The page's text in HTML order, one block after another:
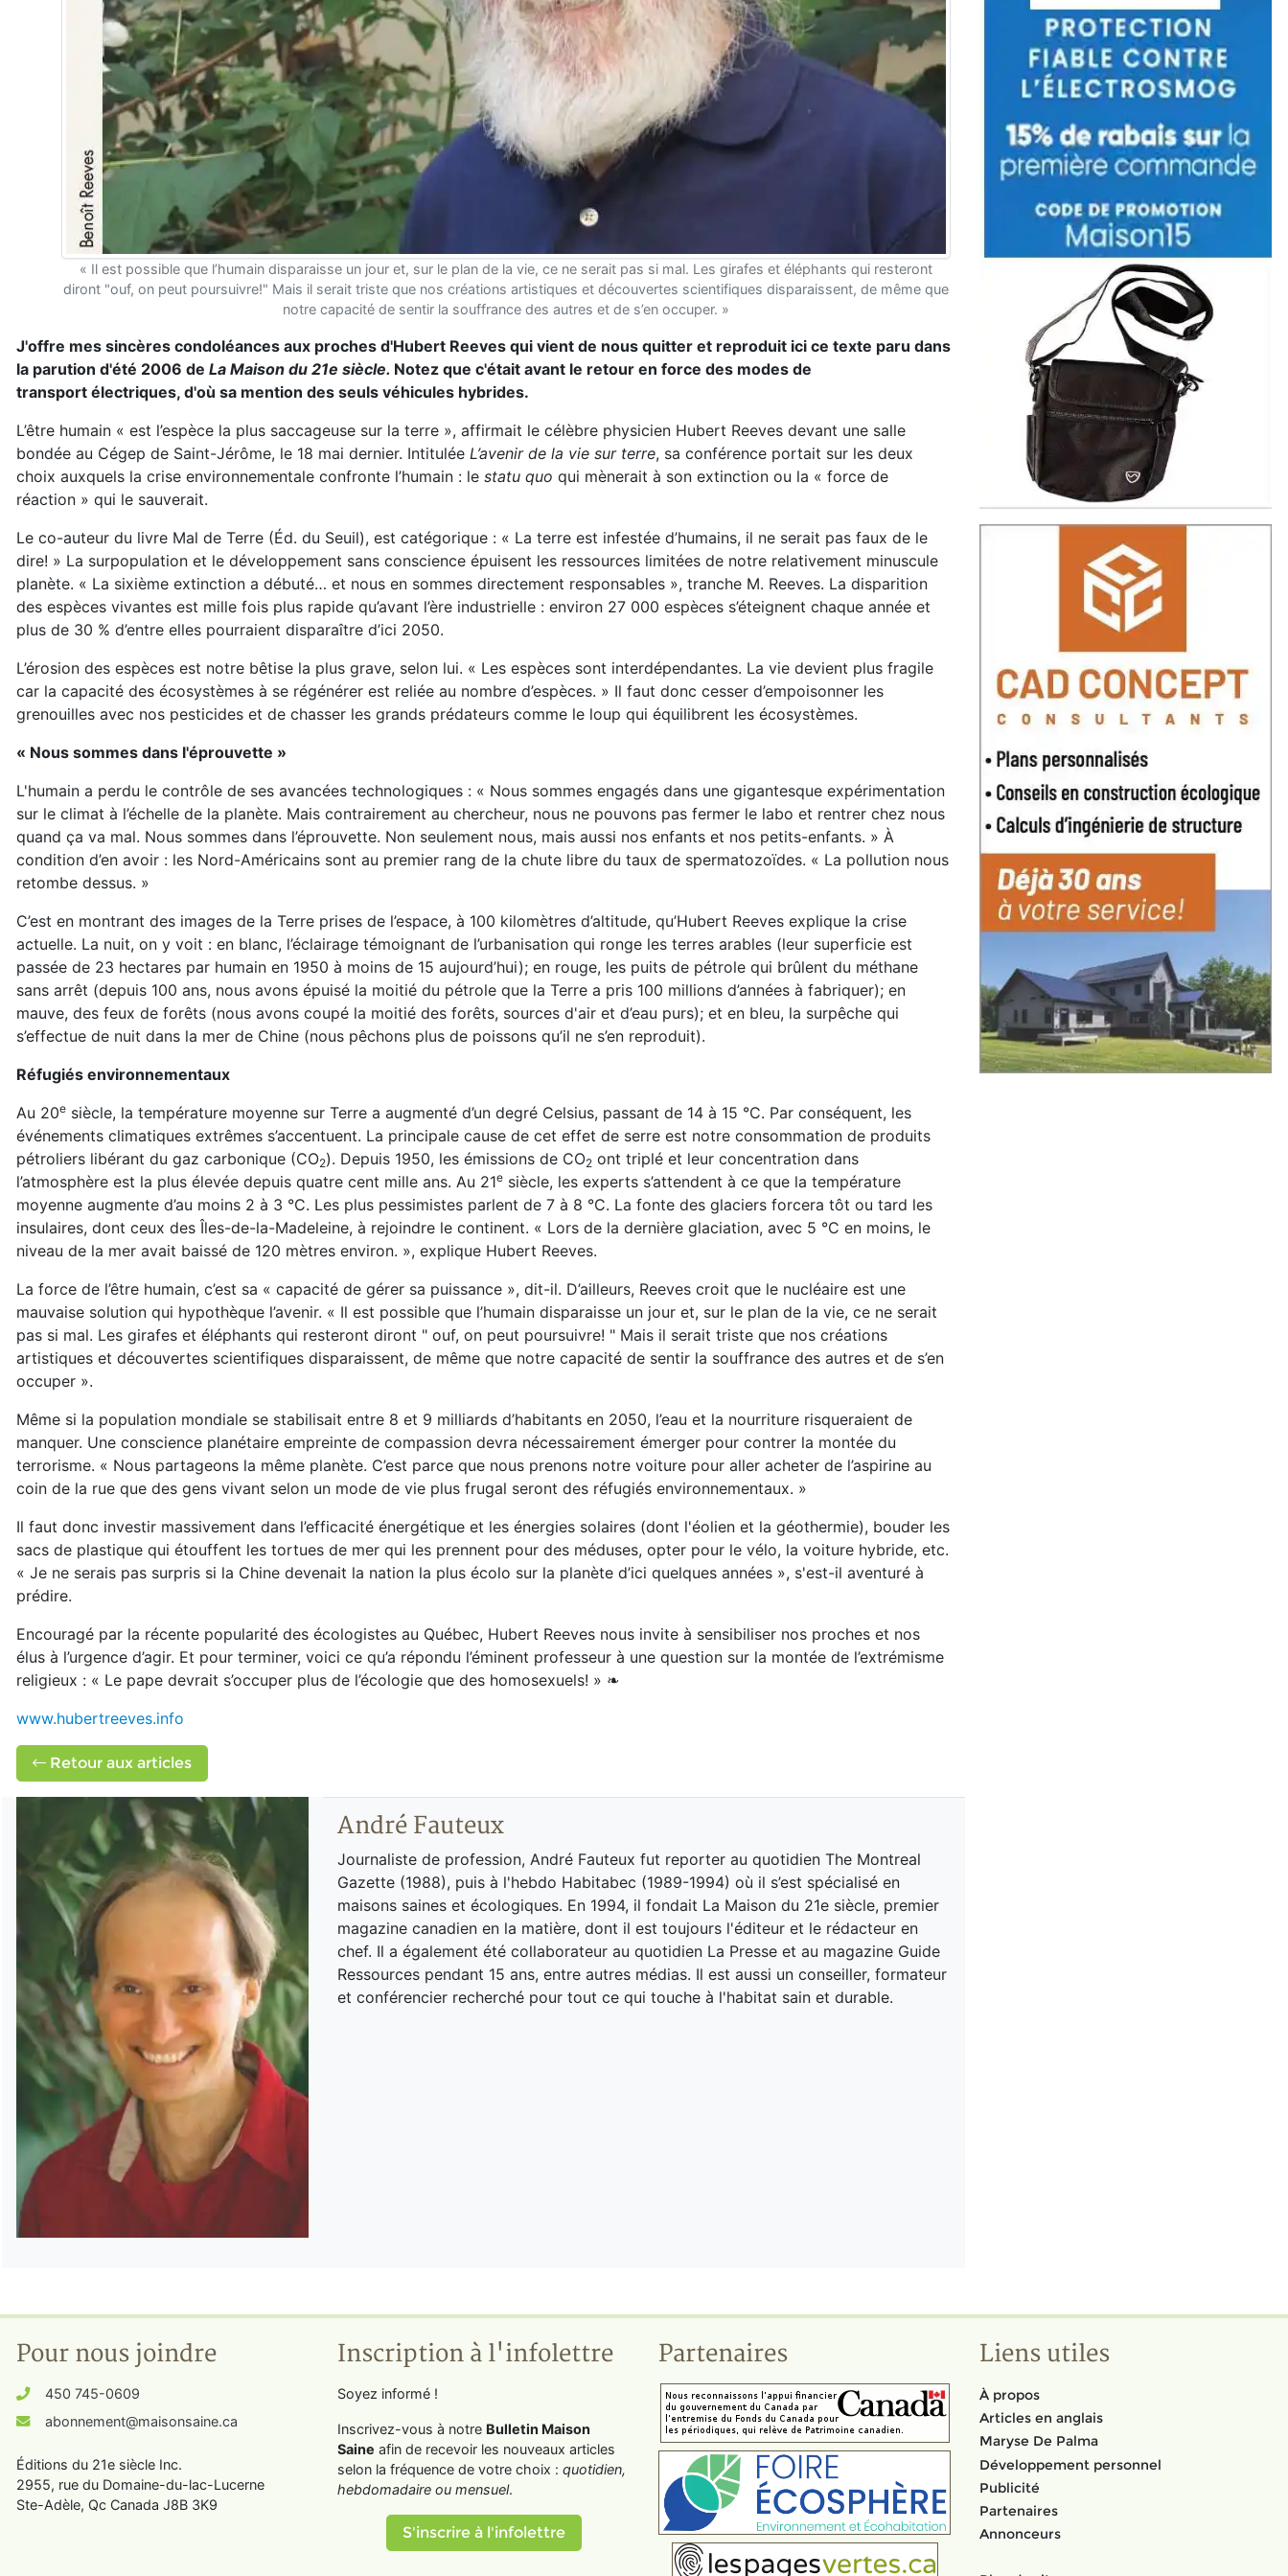
« Il est possible que l’humain disparaisse un jour et, sur le plan de la vie, ce ne serait pas si mal. Les girafes et éléphants qui resteront
diront "ouf, on peut poursuivre!" Mais il serait triste que nos créations artistiques et découvertes scientifiques disparaissent, de même que
notre capacité de sentir la souffrance des autres et de s’en occuper. »
J'offre mes sincères condoléances aux proches d'Hubert Reeves qui vient de nous quitter et reproduit ici ce texte paru dans
la parution d'été 2006 de La Maison du 21e siècle. Notez que c'était avant le retour en force des modes de
transport électriques, d'où sa mention des seuls véhicules hybrides.
L’être humain « est l’espèce la plus saccageuse sur la terre », affirmait le célèbre physicien Hubert Reeves devant une salle
bondée au Cégep de Saint-Jérôme, le 18 mai dernier. Intitulée L’avenir de la vie sur terre, sa conférence portait sur les deux
choix auxquels la crise environnementale confronte l’humain : le statu quo qui mènerait à son extinction ou la « force de
réaction » qui le sauverait.
Le co-auteur du livre Mal de Terre (Éd. du Seuil), est catégorique : « La terre est infestée d’humains, il ne serait pas faux de le
dire! » La surpopulation et le développement sans conscience épuisent les ressources limitées de notre relativement minuscule
planète. « La sixième extinction a débuté… et nous en sommes directement responsables », tranche M. Reeves. La disparition
des espèces vivantes est mille fois plus rapide qu’avant l’ère industrielle : environ 27 000 espèces s’éteignent chaque année et
plus de 30 % d’entre elles pourraient disparaître d’ici 2050.
L’érosion des espèces est notre bêtise la plus grave, selon lui. « Les espèces sont interdépendantes. La vie devient plus fragile
car la capacité des écosystèmes à se régénérer est reliée au nombre d’espèces. » Il faut donc cesser d’empoisonner les
grenouilles avec nos pesticides et de chasser les grands prédateurs comme le loup qui équilibrent les écosystèmes.
« Nous sommes dans l'éprouvette »
L'humain a perdu le contrôle de ses avancées technologiques : « Nous sommes engagés dans une gigantesque expérimentation
sur le climat à l’échelle de la planète. Mais contrairement au chercheur, nous ne pouvons pas fermer le labo et rentrer chez nous
quand ça va mal. Nous sommes dans l’éprouvette. Non seulement nous, mais aussi nos enfants et nos petits-enfants. » À
condition d’en avoir : les Nord-Américains sont au premier rang de la chute libre du taux de spermatozoïdes. « La pollution nous
retombe dessus. »
C’est en montrant des images de la Terre prises de l’espace, à 100 kilomètres d’altitude, qu’Hubert Reeves explique la crise
actuelle. La nuit, on y voit : en blanc, l’éclairage témoignant de l’urbanisation qui ronge les terres arables (leur superficie est
passée de 23 hectares par humain en 1950 à moins de 15 aujourd’hui); en rouge, les puits de pétrole qui brûlent du méthane
sans arrêt (depuis 100 ans, nous avons épuisé la moitié du pétrole que la Terre a pris 100 millions d’années à fabriquer); en
mauve, des feux de forêts (nous avons coupé la moitié des forêts, sources d'air et d’eau purs); et en bleu, la surpêche qui
s’effectue de nuit dans la mer de Chine (nous pêchons plus de poissons qu’il ne s’en reproduit).
Réfugiés environnementaux
Au 20e siècle, la température moyenne sur Terre a augmenté d’un degré Celsius, passant de 14 à 15 °C. Par conséquent, les
événements climatiques extrêmes s’accentuent. La principale cause de cet effet de serre est notre consommation de produits
pétroliers libérant du gaz carbonique (CO2). Depuis 1950, les émissions de CO2 ont triplé et leur concentration dans
l’atmosphère est la plus élevée depuis quatre cent mille ans. Au 21e siècle, les experts s’attendent à ce que la température
moyenne augmente d’au moins 2 à 3 °C. Les plus pessimistes parlent de 7 à 8 °C. La fonte des glaciers forcera tôt ou tard les
insulaires, dont ceux des Îles-de-la-Madeleine, à rejoindre le continent. « Lors de la dernière glaciation, avec 5 °C en moins, le
niveau de la mer avait baissé de 120 mètres environ. », explique Hubert Reeves.
La force de l’être humain, c’est sa « capacité de gérer sa puissance », dit-il. D’ailleurs, Reeves croit que le nucléaire est une
mauvaise solution qui hypothèque l’avenir. « Il est possible que l’humain disparaisse un jour et, sur le plan de la vie, ce ne serait
pas si mal. Les girafes et éléphants qui resteront diront " ouf, on peut poursuivre! " Mais il serait triste que nos créations
artistiques et découvertes scientifiques disparaissent, de même que notre capacité de sentir la souffrance des autres et de s’en
occuper ».
Même si la population mondiale se stabilisait entre 8 et 9 milliards d’habitants en 2050, l’eau et la nourriture risqueraient de
manquer. Une conscience planétaire empreinte de compassion devra nécessairement émerger pour contrer la montée du
terrorisme. « Nous partageons la même planète. C’est parce que nous prenons notre voiture pour aller acheter de l’aspirine au
coin de la rue que des gens vivant selon un mode de vie plus frugal seront des réfugiés environnementaux. »
Il faut donc investir massivement dans l’efficacité énergétique et les énergies solaires (dont l'éolien et la géothermie), bouder les
sacs de plastique qui étouffent les tortues de mer qui les prennent pour des méduses, opter pour le vélo, la voiture hybride, etc.
« Je ne serais pas surpris si la Chine devenait la nation la plus écolo sur la planète d’ici quelques années », s'est-il aventuré à
prédire.
Encouragé par la récente popularité des écologistes au Québec, Hubert Reeves nous invite à sensibiliser nos proches et nos
élus à l’urgence d’agir. Et pour terminer, voici ce qu’a répondu l’éminent professeur à une question sur la montée de l’extrémisme
religieux : « Le pape devrait s’occuper plus de l’écologie que des homosexuels! » ❧
www.hubertreeves.info
Retour aux articles
André Fauteux
Journaliste de profession, André Fauteux fut reporter au quotidien The Montreal
Gazette (1988), puis à l'hebdo Habitabec (1989-1994) où il s’est spécialisé en
maisons saines et écologiques. En 1994, il fondait La Maison du 21e siècle, premier
magazine canadien en la matière, dont il est toujours l'éditeur et le rédacteur en
chef. Il a également été collaborateur au quotidien La Presse et au magazine Guide
Ressources pendant 15 ans, entre autres médias. Il est aussi un conseiller, formateur
et conférencier recherché pour tout ce qui touche à l'habitat sain et durable.
Pour nous joindre
450 745-0609
abonnement@maisonsaine.ca
Éditions du 21e siècle Inc.
2955, rue du Domaine-du-lac-Lucerne
Ste-Adèle, Qc Canada J8B 3K9
Inscription à l'infolettre
Soyez informé !
Inscrivez-vous à notre Bulletin Maison
Saine afin de recevoir les nouveaux articles
selon la fréquence de votre choix : quotidien,
hebdomadaire ou mensuel.
S'inscrire à l'infolettre
Partenaires Liens utiles
À propos
Articles en anglais
Maryse De Palma
Développement personnel
Publicité
Partenaires
Annonceurs